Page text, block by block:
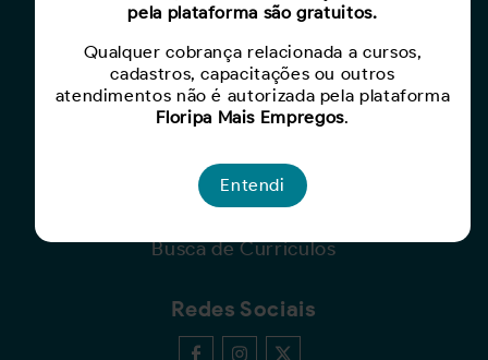
Para Candidatos
Busca de Oportunidades
Cadastro de Currículo
Capacite-se
Para Empresas
Busca de Currículos
Redes Sociais
pela plataforma são gratuitos.
Qualquer cobrança relacionada a cursos,
cadastros, capacitações ou outros
atendimentos não é autorizada pela plataforma
Floripa Mais Empregos.
Entendi